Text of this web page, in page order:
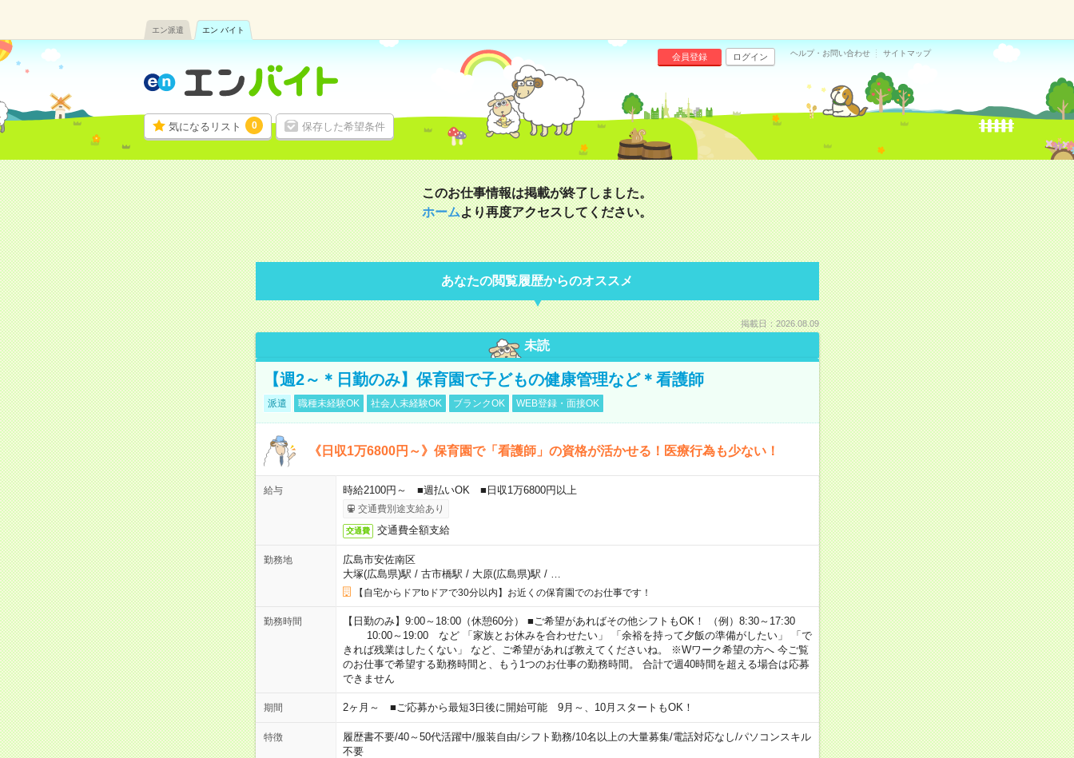
エン派遣 エン バイト
気になるリスト 0 保存した希望条件
会員登録 ログイン ヘルプ・お問い合わせ サイトマップ
このお仕事情報は掲載が終了しました。
ホームより再度アクセスしてください。
あなたの閲覧履歴からのオススメ
掲載日：2026.08.09
未読
【週2～＊日勤のみ】保育園で子どもの健康管理など＊看護師
派遣 職種未経験OK 社会人未経験OK ブランクOK WEB登録・面接OK
《日収1万6800円～》保育園で「看護師」の資格が活かせる！医療行為も少ない！
給与 時給2100円～ ■週払いOK ■日収1万6800円以上
交通費別途支給あり
交通費 交通費全額支給
勤務地
広島市安佐南区
大塚(広島県)駅 / 古市橋駅 / 大原(広島県)駅 / …
【自宅からドアtoドアで30分以内】お近くの保育園でのお仕事です！
勤務時間
【日勤のみ】9:00～18:00（休憩60分） ■ご希望があればその他シフトもOK！ （例）8:30～17:30
10:00～19:00 など 「家族とお休みを合わせたい」 「余裕を持って夕飯の準備がしたい」 「で
きれば残業はしたくない」 など、ご希望があれば教えてくださいね。 ※Wワーク希望の方へ 今ご覧
のお仕事で希望する勤務時間と、もう1つのお仕事の勤務時間。 合計で週40時間を超える場合は応募
できません
期間 2ヶ月～ ■ご応募から最短3日後に開始可能 9月～、10月スタートもOK！
特徴 履歴書不要/40～50代活躍中/服装自由/シフト勤務/10名以上の大量募集/電話対応なし/パソコンスキル
不要